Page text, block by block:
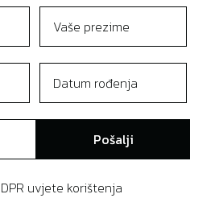
Pošalji
uvjete korištenja